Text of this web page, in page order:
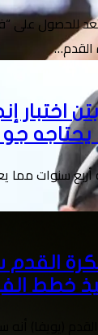
للحصول على
القدم…
اختبار
يحتاجه
سنوات مما
لكرة
خطط